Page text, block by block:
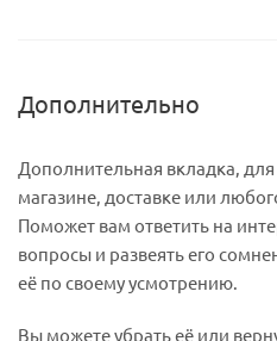
Дополнительно
Дополнительная вкладка,
магазине, доставке или
Поможет вам ответить на
вопросы и развеять его
её по своему усмотрению.
Вы можете убрать её или